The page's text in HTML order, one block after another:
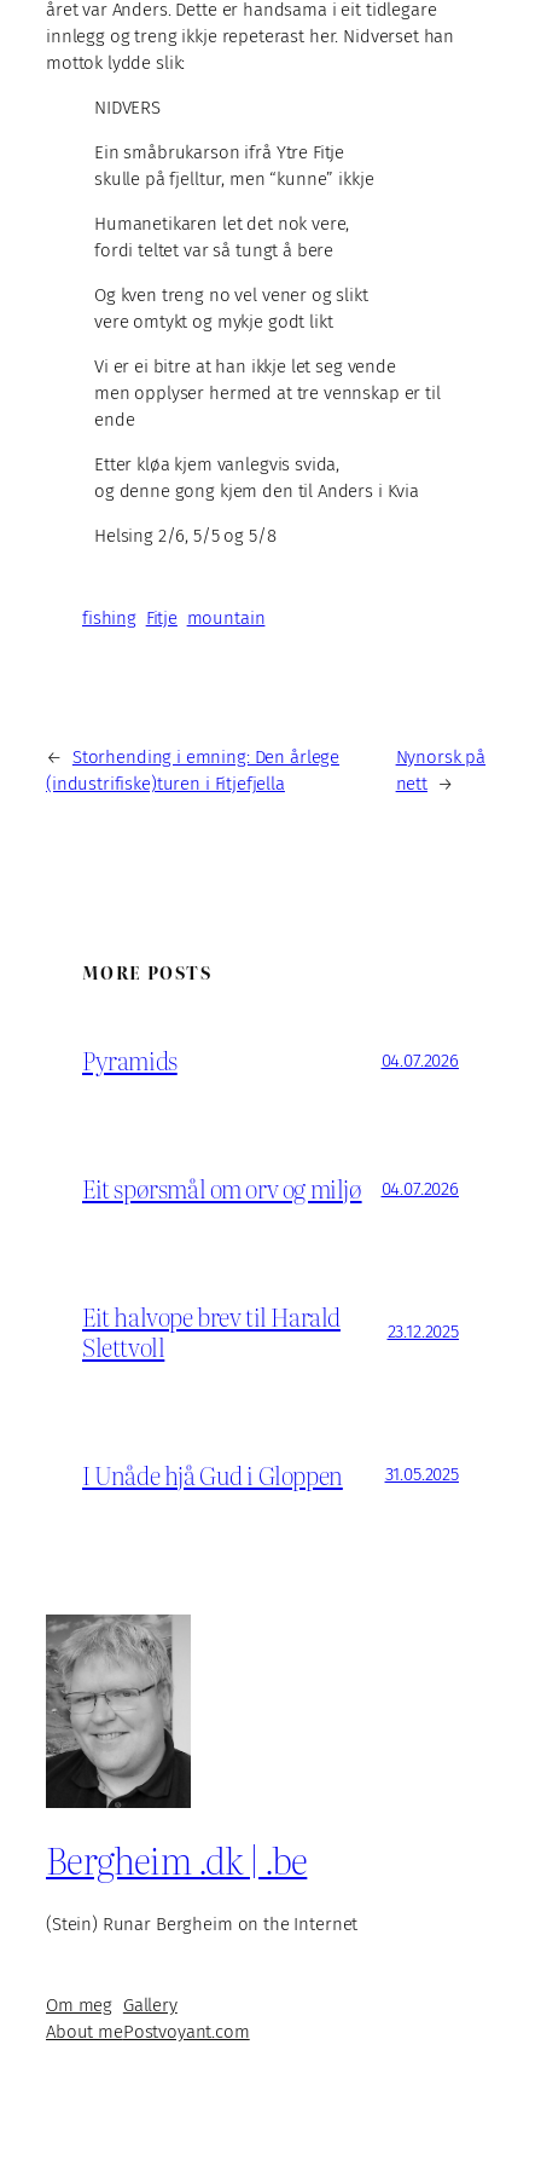
året var Anders. Dette er handsama i eit tidlegare
innlegg og treng ikkje repeterast her. Nidverset han
mottok lydde slik:
NIDVERS
Ein småbrukarson ifrå Ytre Fitje
skulle på fjelltur, men “kunne” ikkje
Humanetikaren let det nok vere,
fordi teltet var så tungt å bere
Og kven treng no vel vener og slikt
vere omtykt og mykje godt likt
Vi er ei bitre at han ikkje let seg vende
men opplyser hermed at tre vennskap er til
ende
Etter kløa kjem vanlegvis svida,
og denne gong kjem den til Anders i Kvia
Helsing 2/6, 5/5 og 5/8
fishing Fitje mountain
← Storhending i emning: Den årlege
(industrifiske)turen i Fitjefjella
Nynorsk på
nett →
MORE POSTS
Pyramids 04.07.2026
Eit spørsmål om orv og miljø 04.07.2026
Eit halvope brev til Harald
Slettvoll
23.12.2025
I Unåde hjå Gud i Gloppen 31.05.2025
Bergheim .dk | .be
(Stein) Runar Bergheim on the Internet
Om meg
About me
Gallery
Postvoyant.com